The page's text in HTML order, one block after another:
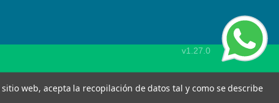
v1.27.0
web, acepta la recopilación de datos tal y como se describe